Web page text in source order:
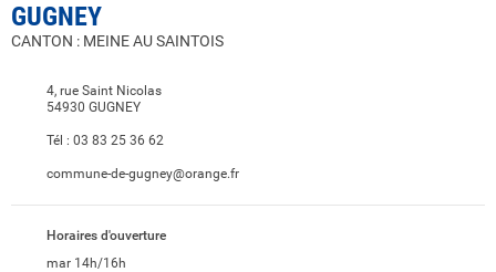
GUGNEY
CANTON : MEINE AU SAINTOIS
4, rue Saint Nicolas
54930 GUGNEY
Tél : 03 83 25 36 62
commune-de-gugney@orange.fr
Horaires d'ouverture
mar 14h/16h